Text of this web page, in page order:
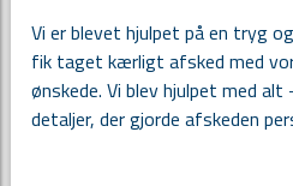
Vi er blevet hjulpet på en tryg
fik taget kærligt afsked med
ønskede. Vi blev hjulpet med
detaljer, der gjorde afskeden